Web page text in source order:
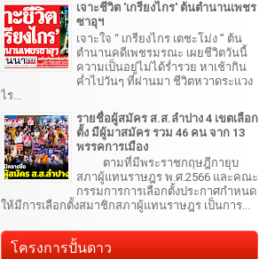
เจาะชีวิต 'เกรียงไกร' ต้นตำนานเพชร
ซาอุฯ
เจาะใจ “ เกรียงไกร เตชะโม่ง ” ต้น
ตำนานคดีเพชรมรณะ เผยชีวิตวันนี้
ความเป็นอยู่ไม่ได้ร่ำรวย หาเช้ากิน
ค่ำไปวันๆ ที่ผ่านมา ชีวิตหวาดระแวง
ไร...
รายชื่อผู้สมัคร ส.ส.ลำปาง 4 เขตเลือก
ตั้ง มีผู้มาสมัคร รวม 46 คน จาก 13
พรรคการเมือง
ตามที่มีพระราชกฤษฎีกายุบ
สภาผู้แทนราษฎร พ.ศ.2566 และคณะ
กรรมการการเลือกตั้งประกาศกำหนด
ให้มีการเลือกตั้งสมาชิกสภาผู้แทนราษฎร เป็นการ...
โครงการปั้นดาว